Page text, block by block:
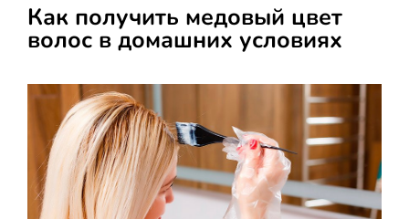
Как получить медовый цвет
волос в домашних условиях